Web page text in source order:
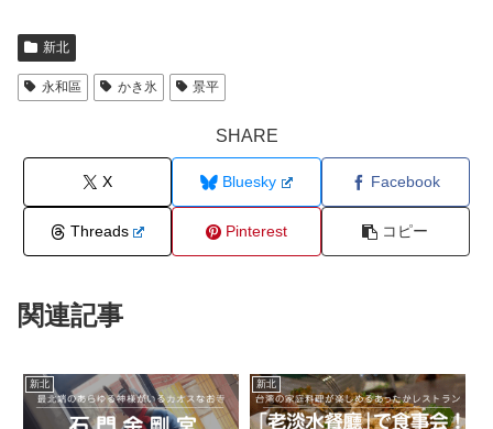
新北
永和區 かき氷 景平
SHARE
X Bluesky Facebook
Threads Pinterest コピー
関連記事
新北 新北